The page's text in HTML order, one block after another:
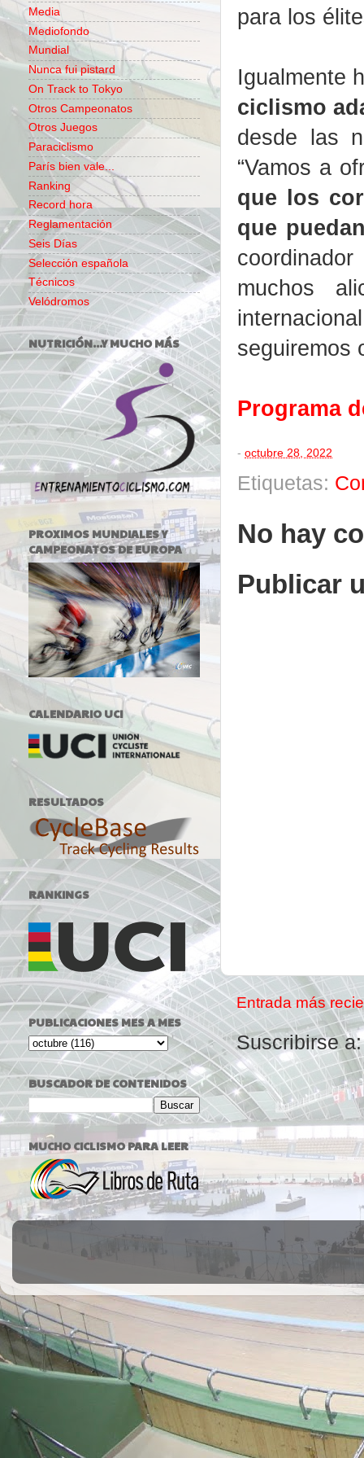
para los
Igualmente
ciclismo
desde las
“Vamos a
que los
que
muchos
seguiremos
Programa
- octubre 28, 2022
Etiquetas:
No hay
Publicar
Entrada más
Suscribirse
Media
Mediofondo
Mundial
Nunca fui pistard
On Track to Tokyo
Otros Campeonatos
Otros Juegos
Paraciclismo
París bien vale...
Ranking
Record hora
Reglamentación
Seis Días
Selección española
Técnicos
Velódromos
NUTRICIÓN...Y MUCHO MÁS
PROXIMOS MUNDIALES Y
CAMPEONATOS DE EUROPA
CALENDARIO UCI
RESULTADOS
RANKINGS
PUBLICACIONES MES A MES
BUSCADOR DE CONTENIDOS
MUCHO CICLISMO PARA LEER